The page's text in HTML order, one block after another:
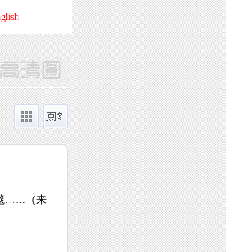
毯……（来